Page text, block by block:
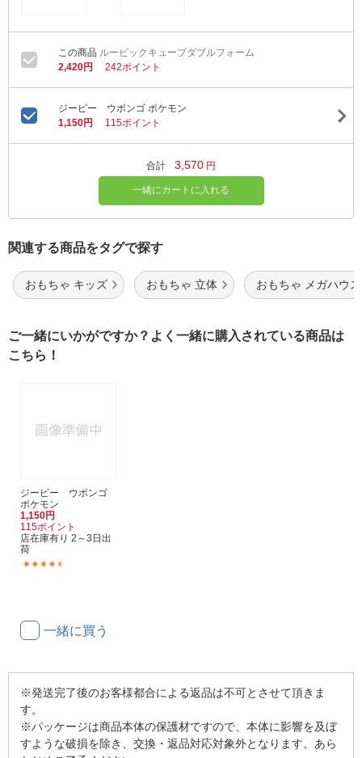
ルービックキューブダブルフォーム
2,420円
242ポイント
ジーピー ウボンゴ ポケモン
1,150円
115ポイント
合計 3,570 円
一緒にカートに入れる
関連する商品をタグで探す
おもちゃ キッズ おもちゃ 立体 おもちゃ メガハウス
ご一緒にいかがですか？よく一緒に購入されている商品は
こちら！
ジーピー ウボンゴ
ポケモン
1,150円
115ポイント
店在庫有り 2～3日出
荷
一緒に買う
※発送完了後のお客様都合による返品は不可とさせて頂きま
す。
※パッケージは商品本体の保護材ですので、本体に影響を及ぼ
すような破損を除き、交換・返品対応対象外となります。あら